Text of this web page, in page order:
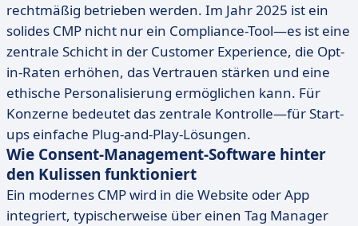
rechtmäßig betrieben werden. Im Jahr 2025 ist ein
solides CMP nicht nur ein Compliance-Tool—es ist eine
zentrale Schicht in der Customer Experience, die Opt-
in-Raten erhöhen, das Vertrauen stärken und eine
ethische Personalisierung ermöglichen kann. Für
Konzerne bedeutet das zentrale Kontrolle—für Start-
ups einfache Plug-and-Play-Lösungen.
Wie Consent-Management-Software hinter
den Kulissen funktioniert
Ein modernes CMP wird in die Website oder App
integriert, typischerweise über einen Tag Manager